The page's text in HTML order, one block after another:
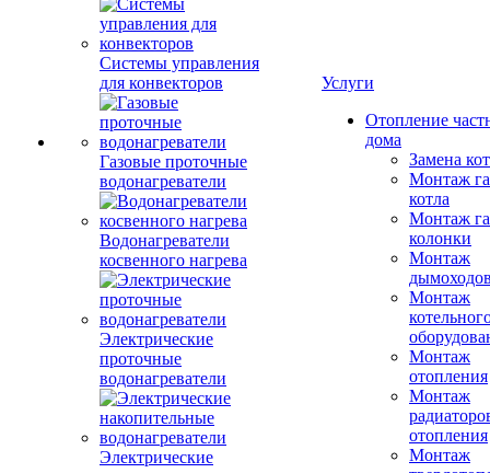
Системы управления
для конвекторов
Газовые проточные
водонагреватели
Водонагреватели
косвенного нагрева
Электрические
проточные
водонагреватели
Электрические
Услуги
Отопление
дома
Замена
Монтаж
котла
Монтаж
колонки
Монтаж
Монтаж
Монтаж
отопления
Монтаж
отопления
Монтаж